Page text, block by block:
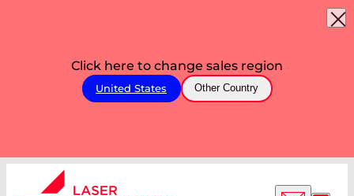
Click here to change sales region
United States Other Country